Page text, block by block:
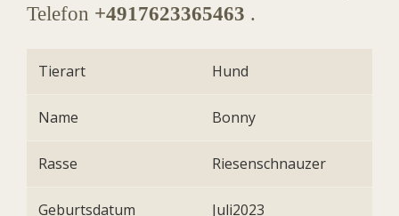
Telefon +4917623365463 .
Tierart Hund
Name Bonny
Rasse Riesenschnauzer
Geburtsdatum Juli2023